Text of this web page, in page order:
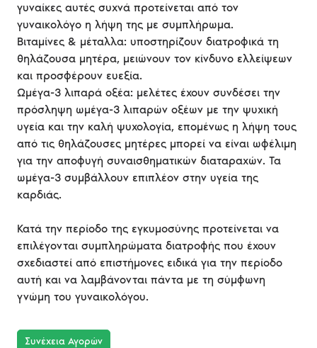
γυναίκες αυτές συχνά προτείνεται από τον
γυναικολόγο η λήψη της με συμπλήρωμα.
Βιταμίνες & μέταλλα: υποστηρίζουν διατροφικά τη
θηλάζουσα μητέρα, μειώνουν τον κίνδυνο ελλείψεων
και προσφέρουν ευεξία.
Ωμέγα-3 λιπαρά οξέα: μελέτες έχουν συνδέσει την
πρόσληψη ωμέγα-3 λιπαρών οξέων με την ψυχική
υγεία και την καλή ψυχολογία, επομένως η λήψη τους
από τις θηλάζουσες μητέρες μπορεί να είναι ωφέλιμη
για την αποφυγή συναισθηματικών διαταραχών. Τα
ωμέγα-3 συμβάλλουν επιπλέον στην υγεία της
καρδιάς.
Κατά την περίοδο της εγκυμοσύνης προτείνεται να
επιλέγονται συμπληρώματα διατροφής που έχουν
σχεδιαστεί από επιστήμονες ειδικά για την περίοδο
αυτή και να λαμβάνονται πάντα με τη σύμφωνη
γνώμη του γυναικολόγου.
Συνέχεια Αγορών